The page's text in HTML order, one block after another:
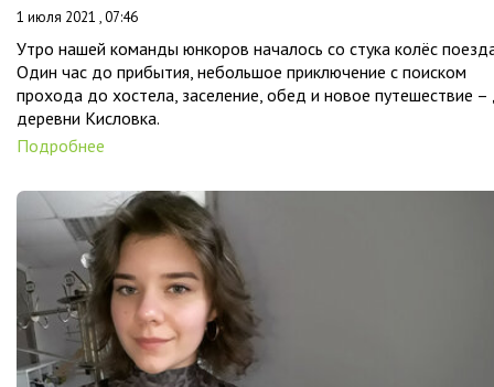
1 июля 2021 , 07:46
Утро нашей команды юнкоров началось со стука колёс
Один час до прибытия, небольшое приключение с поиском
прохода до хостела, заселение, обед и новое путешествие –
деревни Кисловка.
Подробнее